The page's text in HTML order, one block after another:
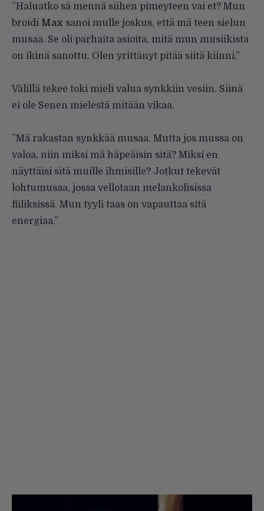
”Haluatko sä mennä siihen pimeyteen vai et? Mun
broidi Max sanoi mulle joskus, että mä teen sielun
musaa. Se oli parhaita asioita, mitä mun musiikista
on ikinä sanottu. Olen yrittänyt pitää siitä kiinni.”
Välillä tekee toki mieli valua synkkiin vesiin. Siinä
ei ole Senen mielestä mitään vikaa.
”Mä rakastan synkkää musaa. Mutta jos mussa on
valoa, niin miksi mä häpeäisin sitä? Miksi en
näyttäisi sitä muille ihmisille? Jotkut tekevät
lohtumusaa, jossa vellotaan melankolisissa
fiiliksissä. Mun tyyli taas on vapauttaa sitä
energiaa.”